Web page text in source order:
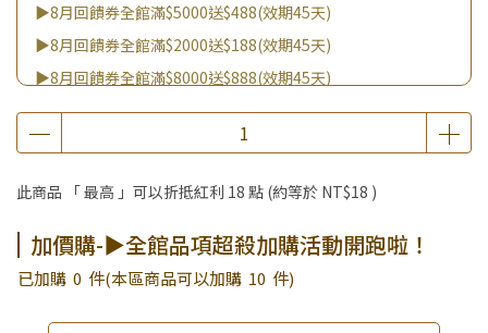
▶8月回饋券全館滿$5000送$488(效期45天)
▶8月回饋券全館滿$2000送$188(效期45天)
▶8月回饋券全館滿$8000送$888(效期45天)
▶消費滿999｜享超值價$299加購BIO UP面膜
▶全館不限消費金額｜享超值價$19起 加購自然主義嚐鮮試吃
▶王國加購活動 訂單享超值優惠價加購好物
▶全館品項超殺加購活動開跑啦！
此商品 「 最高 」可以折抵紅利 18 點 (約等於 NT$18 )
加價購-▶全館品項超殺加購活動開跑啦！
已加購 0 件(本區商品可以加購 10 件)